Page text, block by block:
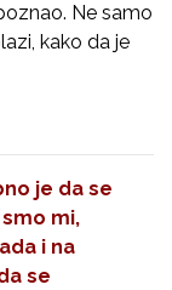
Ne samo
kako da je
je da se
mi,
i na
se